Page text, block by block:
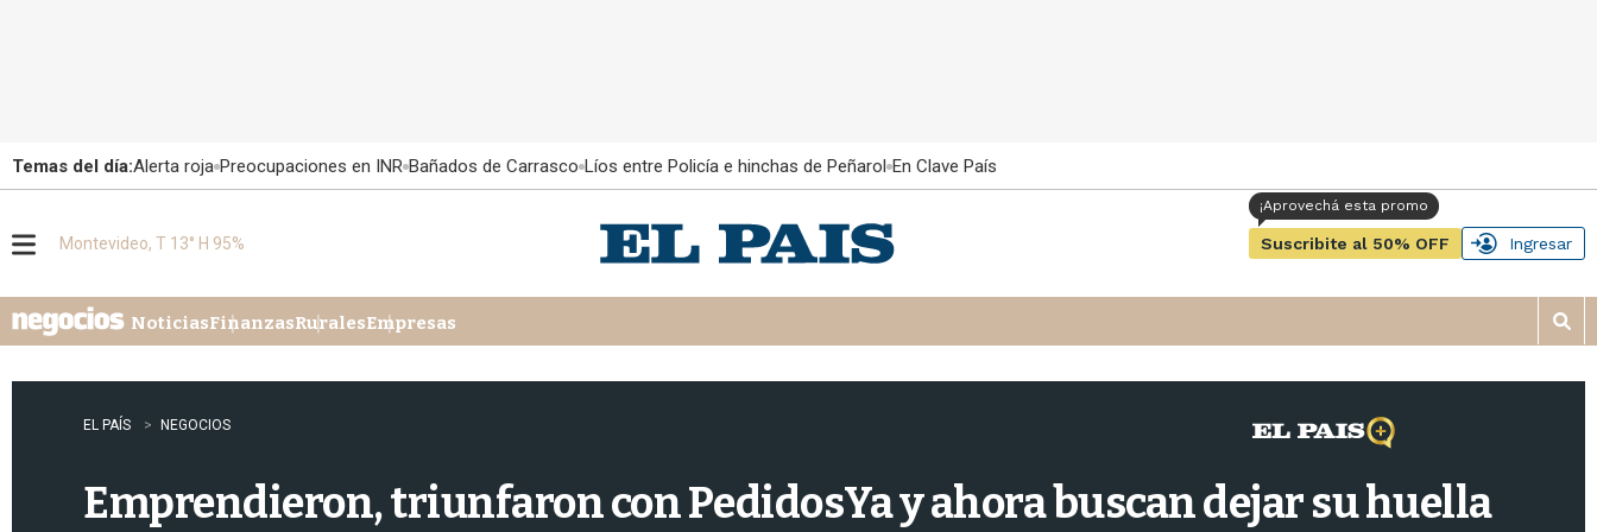
Temas del día:Alerta roja Preocupaciones en INR Bañados de Carrasco Líos entre Policía e hinchas de Peñarol En Clave País
u
Montevideo, T 13° H 95% Suscribite al 50% OFF Ingresar
NoticiasFinanzasRuralesEmpresas
M
o
s
EL PAÍS NEGOCIOS
Emprendieron, triunfaron con PedidosYa y ahora buscan dejar su huella